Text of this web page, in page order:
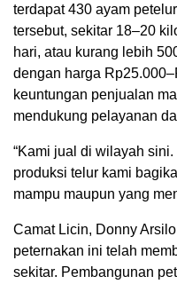
terdapat 430 ayam
tersebut, sekitar 18–20
hari, atau kurang lebih
dengan harga
keuntungan penjualan
mendukung pelayanan
“Kami jual di wilayah
produksi telur kami
mampu maupun yang
Camat Licin, Donny
peternakan ini telah
sekitar. Pembangunan